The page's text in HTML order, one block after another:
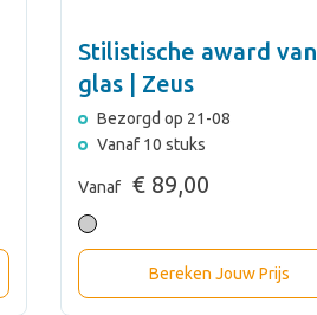
Stilistische award van
glas | Zeus
Bezorgd op 21-08
Vanaf 10 stuks
Vanaf € 89,00
Bereken Jouw Prijs